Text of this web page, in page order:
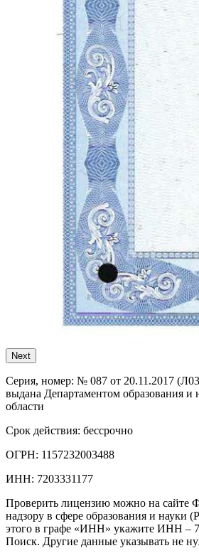
Next
Серия, номер: № 087 от 20.11.2017
выдана Департаментом образования и
области
Срок действия: бессрочно
ОГРН: 1157232003488
ИНН: 7203331177
Проверить лицензию можно на сайте
надзору в сфере образования и науки
этого в графе «ИНН» укажите ИНН –
Поиск. Другие данные указывать не